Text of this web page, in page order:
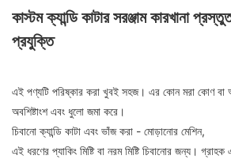
কাস্টম ক্যান্ডি কাটার সরঞ্জাম কারখানা
প্রযুক্তি
এই পণ্যটি পরিষ্কার করা খুবই সহজ। এর কোন মরা কোণ বা
অবশিষ্টাংশ এবং ধুলো জমা করে।
চিবানো ক্যান্ডি কাটা এবং ভাঁজ করা - মোড়ানোর মেশিন,
এই ধরণের প্যাকিং মিষ্টি বা নরম মিষ্টি চিবানোর জন্য। গ্রাহক